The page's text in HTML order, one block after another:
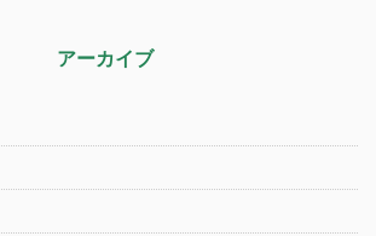
アーカイブ